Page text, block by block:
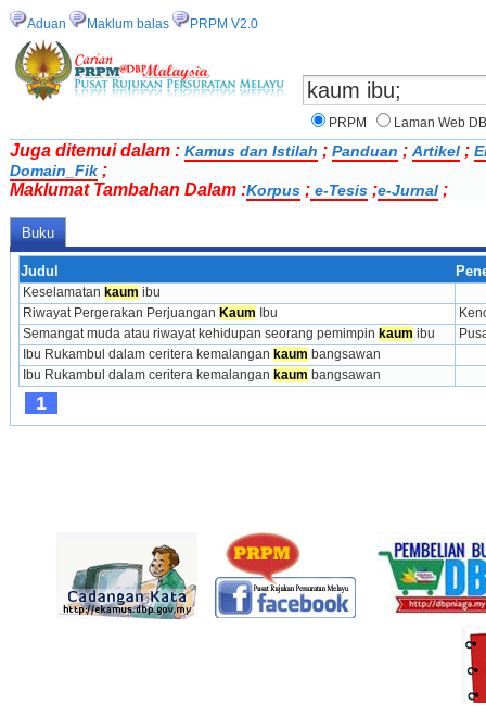
Aduan Maklum balas PRPM V2.0
PRPM Laman Web
Juga ditemui dalam : Kamus dan Istilah ; Panduan ; Artikel ;
Domain_Fik ;
Maklumat Tambahan Dalam :Korpus ; e-Tesis ;e-Jurnal ;
Buku
Judul
Keselamatan kaum ibu
Riwayat Pergerakan Perjuangan Kaum Ibu
Semangat muda atau riwayat kehidupan seorang pemimpin kaum ibu
Ibu Rukambul dalam ceritera kemalangan kaum bangsawan
Ibu Rukambul dalam ceritera kemalangan kaum bangsawan
1